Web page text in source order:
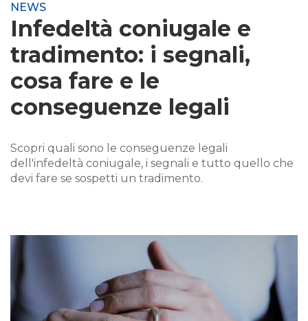
NEWS
Infedeltà coniugale e
tradimento: i segnali,
cosa fare e le
conseguenze legali
Scopri quali sono le conseguenze legali
dell'infedeltà coniugale, i segnali e tutto quello che
devi fare se sospetti un tradimento.